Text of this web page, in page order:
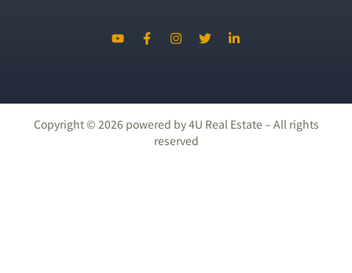
Copyright © 2026 powered by 4U Real Estate – All rights
reserved